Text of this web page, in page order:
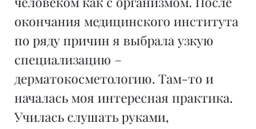
окончания медицинского института
по ряду причин я выбрала узкую
специализацию –
дерматокосметологию. Там-то и
началась моя интересная практика.
Училась слушать руками,